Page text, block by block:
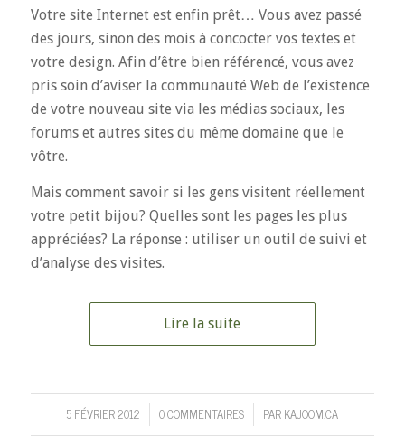
Votre site Internet est enfin prêt… Vous avez passé
des jours, sinon des mois à concocter vos textes et
votre design. Afin d’être bien référencé, vous avez
pris soin d’aviser la communauté Web de l’existence
de votre nouveau site via les médias sociaux, les
forums et autres sites du même domaine que le
vôtre.
Mais comment savoir si les gens visitent réellement
votre petit bijou? Quelles sont les pages les plus
appréciées? La réponse : utiliser un outil de suivi et
d’analyse des visites.
Lire la suite
5 FÉVRIER 2012
/ 0 COMMENTAIRES
/ PARKAJOOM.CA